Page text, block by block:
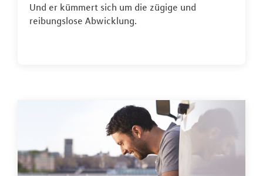
Und er kümmert sich um die zügige und
reibungslose Abwicklung.